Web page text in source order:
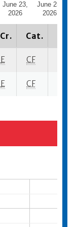
June 23,
2026
June 25,
2026
Cr. Cat.
E CF
E CF